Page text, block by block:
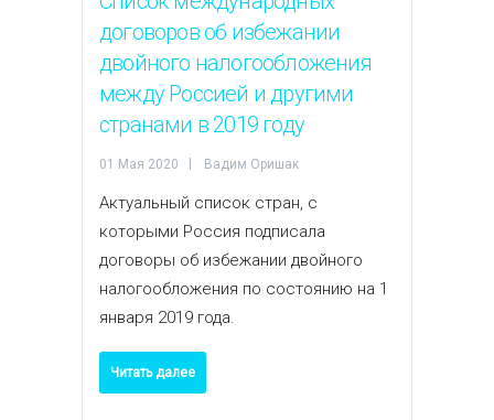
договоров об избежании
двойного налогообложения
между Россией и другими
странами в 2019 году
01 Мая 2020 Вадим Оришак
Актуальный список стран, с
которыми Россия подписала
договоры об избежании двойного
налогообложения по состоянию на 1
января 2019 года.
Читать далее